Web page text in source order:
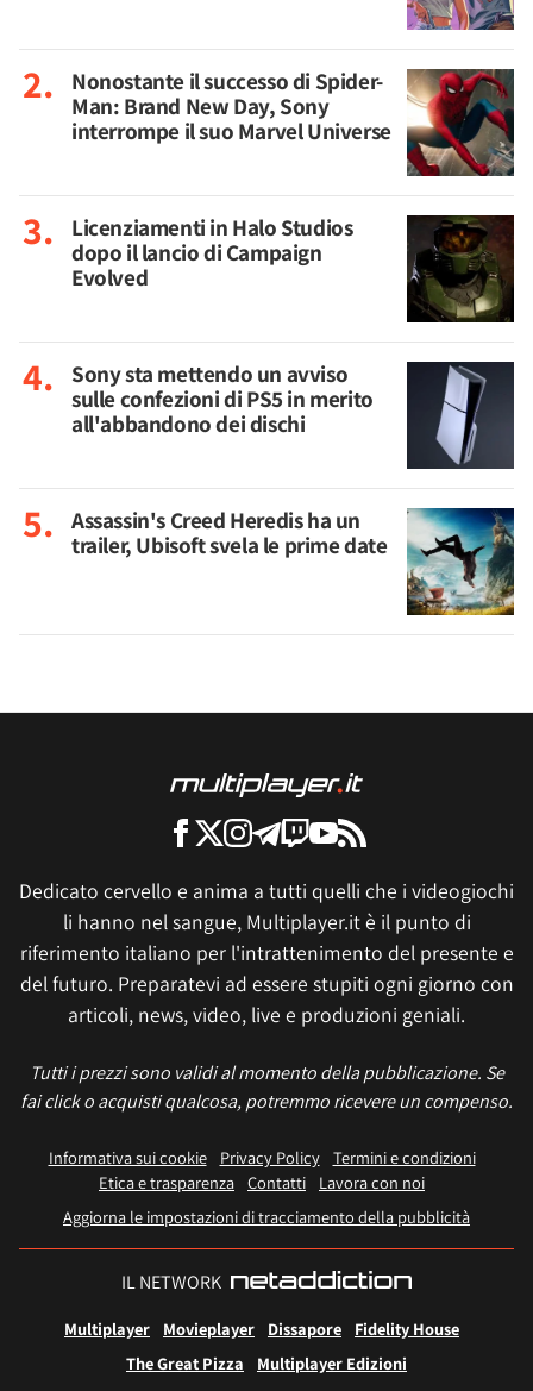
Nonostante il successo di Spider-
Man: Brand New Day, Sony
interrompe il suo Marvel Universe
Licenziamenti in Halo Studios
dopo il lancio di Campaign
Evolved
Sony sta mettendo un avviso
sulle confezioni di PS5 in merito
all'abbandono dei dischi
Assassin's Creed Heredis ha un
trailer, Ubisoft svela le prime date
Dedicato cervello e anima a tutti quelli che i videogiochi
li hanno nel sangue, Multiplayer.it è il punto di
riferimento italiano per l'intrattenimento del presente e
del futuro. Preparatevi ad essere stupiti ogni giorno con
articoli, news, video, live e produzioni geniali.
Tutti i prezzi sono validi al momento della pubblicazione. Se
fai click o acquisti qualcosa, potremmo ricevere un compenso.
Informativa sui cookie Privacy Policy
Termini e condizioni
Etica e trasparenza Contatti
Lavora con noi
Aggiorna le impostazioni di tracciamento della pubblicità
IL NETWORK
Multiplayer Movieplayer Dissapore
Fidelity House
The Great Pizza
Multiplayer Edizioni